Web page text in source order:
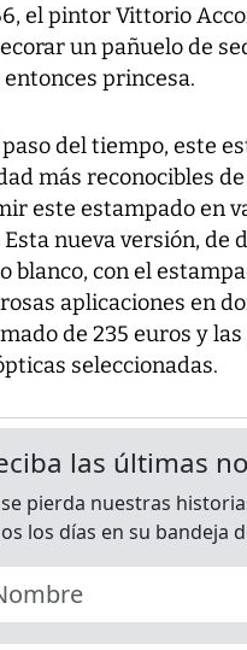
el pintor Vittorio
un pañuelo de
princesa.
paso del tiempo, este
más reconocibles
este estampado en
Esta nueva versión, de
blanco, con el
aplicaciones en
de 235 euros y
seleccionadas.